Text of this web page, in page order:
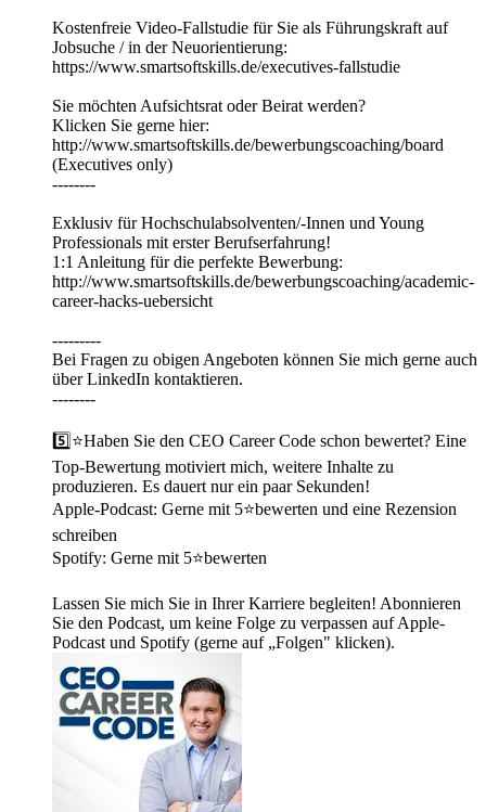
Kostenfreie Video-Fallstudie für Sie als Führungskraft auf
Jobsuche / in der Neuorientierung:
https://www.smartsoftskills.de/executives-fallstudie
Sie möchten Aufsichtsrat oder Beirat werden?
Klicken Sie gerne hier:
http://www.smartsoftskills.de/bewerbungscoaching/board
(Executives only)
--------
Exklusiv für Hochschulabsolventen/-Innen und Young
Professionals mit erster Berufserfahrung!
1:1 Anleitung für die perfekte Bewerbung:
http://www.smartsoftskills.de/bewerbungscoaching/academic-
career-hacks-uebersicht
---------
Bei Fragen zu obigen Angeboten können Sie mich gerne auch
über LinkedIn kontaktieren.
--------
5️⃣⭐Haben Sie den CEO Career Code schon bewertet? Eine
Top-Bewertung motiviert mich, weitere Inhalte zu
produzieren. Es dauert nur ein paar Sekunden!
Apple-Podcast: Gerne mit 5⭐bewerten und eine Rezension
schreiben
Spotify: Gerne mit 5⭐bewerten
Lassen Sie mich Sie in Ihrer Karriere begleiten! Abonnieren
Sie den Podcast, um keine Folge zu verpassen auf Apple-
Podcast und Spotify (gerne auf „Folgen" klicken).